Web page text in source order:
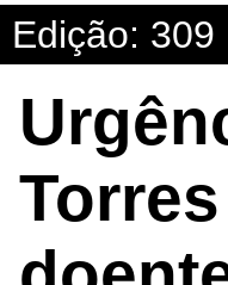
Edição: 309